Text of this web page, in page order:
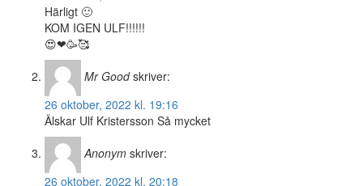
Härligt 🙂
KOM IGEN ULF!!!!!!
😍❤🥳🥰
Mr Good skriver:
26 oktober, 2022 kl. 19:16
Älskar Ulf Kristersson Så mycket
Anonym skriver:
26 oktober, 2022 kl. 20:18